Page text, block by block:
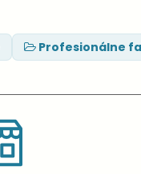
Profesionálne